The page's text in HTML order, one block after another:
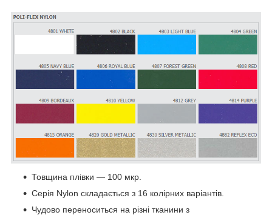
Товщина плівки — 100 мкр.
Серія Nylon складається з 16 колірних варіантів.
Чудово переноситься на різні тканини з